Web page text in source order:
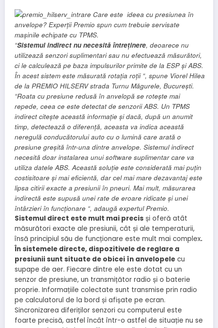
“Sistemul indirect nu necesită întreținere, deoarece nu
utilizează senzori suplimentari sau nu efectuează măsurători,
ci le calculează pe baza impulsurilor primite de la ESP și ABS.
În acest sistem este măsurată rotația roții “, spune Viorel Hilea
de la PREMIO HILSERV strada Turnu Măgurele, București.
“Roata cu presiune redusă în anvelopă se rotește mai
repede, ceea ce este detectat de senzorii ABS. Un TPMS
indirect citește această informație și dacă, după un anumit
timp, detectează o diferență, aceasta va indica această
neregulă conducătorului auto cu o lumină care arată o
presiune greșită într-una dintre anvelope. Sistemul indirect
necesită doar instalarea unui software suplimentar care va
utiliza datele ABS. Această soluție este considerată mai puțin
costisitoare și mai eficientă, dar cel mai mare dezavantaj este
lipsa citirii exacte a presiunii în pneuri. Mai mult, măsurarea
indirectă este supusă unei rate de eroare ridicate și unei
întârzieri în funcționare “, adaugă expertul Premio.
Sistemul direct este mult mai precis și oferă atât
măsurători exacte ale presiunii, cât și ale temperaturii,
însă principiul său de funcționare este mult mai complex.
În sistemele directe, dispozitivele de reglare a
presiunii sunt situate de obicei în anvelopele cu
supape de aer. Fiecare dintre ele este dotat cu un
senzor de presiune, un transmițător radio și o baterie
proprie. Informațiile colectate sunt transmise prin radio
pe calculatorul de la bord și afișate pe ecran.
Sincronizarea diferiților senzori cu computerul este
foarte precisă, astfel încât într-o astfel de situație nu se